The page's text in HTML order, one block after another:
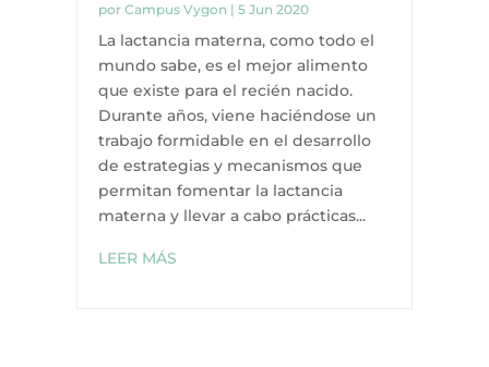
por Campus Vygon | 5 Jun 2020
La lactancia materna, como todo el
mundo sabe, es el mejor alimento
que existe para el recién nacido.
Durante años, viene haciéndose un
trabajo formidable en el desarrollo
de estrategias y mecanismos que
permitan fomentar la lactancia
materna y llevar a cabo prácticas...
LEER MÁS